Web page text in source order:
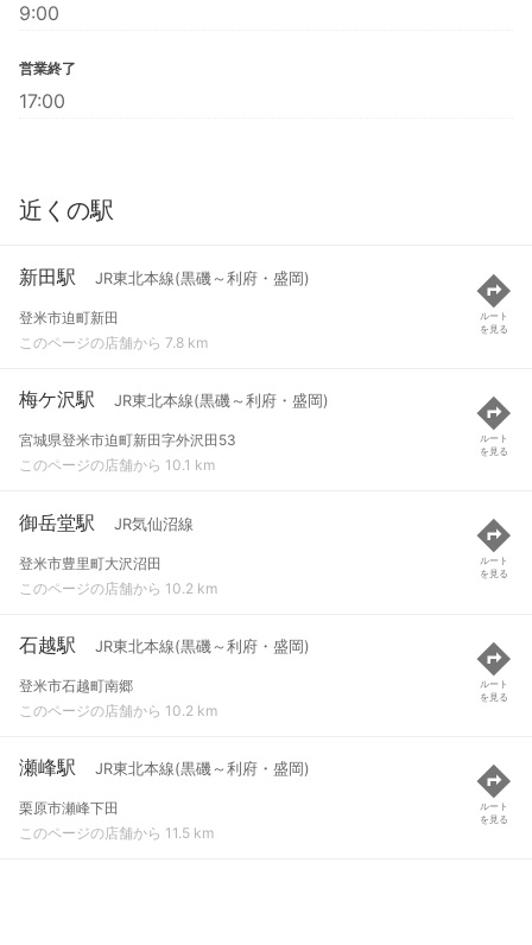
9:00
営業終了
17:00
近くの駅
新田駅 JR東北本線(黒磯～利府・盛岡)
登米市迫町新田
このページの店舗から 7.8 km
ルート
を見る
梅ケ沢駅 JR東北本線(黒磯～利府・盛岡)
宮城県登米市迫町新田字外沢田53
このページの店舗から 10.1 km
ルート
を見る
御岳堂駅 JR気仙沼線
登米市豊里町大沢沼田
このページの店舗から 10.2 km
ルート
を見る
石越駅 JR東北本線(黒磯～利府・盛岡)
登米市石越町南郷
このページの店舗から 10.2 km
ルート
を見る
瀬峰駅 JR東北本線(黒磯～利府・盛岡)
栗原市瀬峰下田
このページの店舗から 11.5 km
ルート
を見る